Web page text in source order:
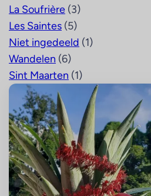
La Soufrière (3)
Les Saintes (5)
Niet ingedeeld (1)
Wandelen (6)
Sint Maarten (1)